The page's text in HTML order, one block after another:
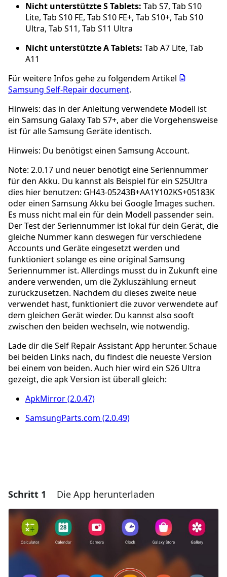
Nicht unterstützte S Tablets: Tab S7, Tab S10
Lite, Tab S10 FE, Tab S10 FE+, Tab S10+, Tab S10
Ultra, Tab S11, Tab S11 Ultra
Nicht unterstützte A Tablets: Tab A7 Lite, Tab
A11
Für weitere Infos gehe zu folgendem Artikel
Samsung Self-Repair document.
Hinweis: das in der Anleitung verwendete Modell ist
ein Samsung Galaxy Tab S7+, aber die Vorgehensweise
ist für alle Samsung Geräte identisch.
Hinweis: Du benötigst einen Samsung Account.
Note: 2.0.17 und neuer benötigt eine Seriennummer
für den Akku. Du kannst als Beispiel für ein S25Ultra
dies hier benutzen: GH43-05243B+AA1Y102KS+05183K
oder einen Samsung Akku bei Google Images suchen.
Es muss nicht mal ein für dein Modell passender sein.
Der Test der Seriennummer ist lokal für dein Gerät, die
gleiche Nummer kann deswegen für verschiedene
Accounts und Geräte eingesetzt werden und
funktioniert solange es eine original Samsung
Seriennummer ist. Allerdings musst du in Zukunft eine
andere verwenden, um die Zykluszählung erneut
zurückzusetzen. Nachdem du dieses zweite neue
verwendet hast, funktioniert die zuvor verwendete auf
dem gleichen Gerät wieder. Du kannst also sooft
zwischen den beiden wechseln, wie notwendig.
Lade dir die Self Repair Assistant App herunter. Schaue
bei beiden Links nach, du findest die neueste Version
bei einem von beiden. Auch hier wird ein S26 Ultra
gezeigt, die apk Version ist überall gleich:
ApkMirror (2.0.47)
SamsungParts.com (2.0.49)
Schritt 1 Die App herunterladen